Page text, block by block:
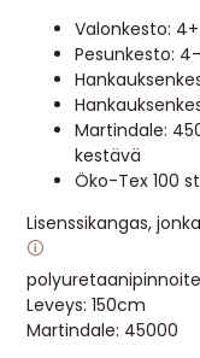
Valonkesto:
Pesunkesto:
Martindale:
kestävä
Öko-Tex 100
Lisenssikangas,
🛈
Leveys: 150cm
Martindale: 45000